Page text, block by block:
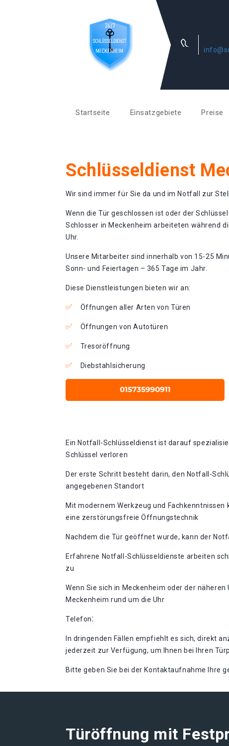
Startseite Einsatzgebiete Preise
Schlüsseldienst
Wir sind immer für Sie da und im Notfall zur
Wenn die Tür geschlossen ist oder der
Schlosser in Meckenheim arbeiteten während
Uhr.
Unsere Mitarbeiter sind innerhalb von 15-25
Sonn- und Feiertagen – 365 Tage im Jahr.
Diese Dienstleistungen bieten wir an:
Öffnungen aller Arten von Türen
Öffnungen von Autotüren
Tresoröffnung
Diebstahlsicherung
Ein Notfall-Schlüsseldienst ist darauf
Schlüssel verloren
Der erste Schritt besteht darin, den Notfall-
angegebenen Standort
Mit modernem Werkzeug und
eine zerstörungsfreie Öffnungstechnik
Nachdem die Tür geöffnet wurde, kann der
Erfahrene Notfall-Schlüsseldienste arbeiten
zu
Wenn Sie sich in Meckenheim oder der
Meckenheim rund um die Uhr
Telefon⁚
In dringenden Fällen empfiehlt es sich, direkt
jederzeit zur Verfügung, um Ihnen bei Ihren
Bitte geben Sie bei der Kontaktaufnahme Ihre
Türöffnung mit